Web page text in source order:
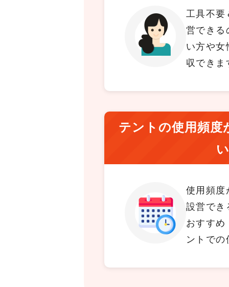
工具不要
営できる
い方や女
収できま
テントの使用頻度
い
使用頻度
設営でき
おすすめ
ントで